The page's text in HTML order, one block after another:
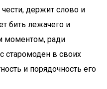
держит слово и
бить лежачего и
моментом, ради
старомоден в своих
и порядочность его